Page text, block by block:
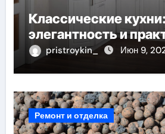
Классические
элегантность и
pristroykin_ Июн 9,
Ремонт и отделка